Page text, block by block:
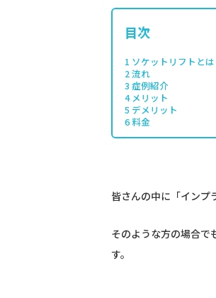
目次
1 ソケットリフトとは
2流れ
3症例紹介
4メリット
5 デメリット
6料金
皆さんの中に「インプ
そのような方の場合で
す。